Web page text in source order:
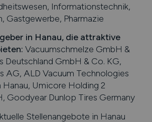
Informationstechnik,
Gastgewerbe, Pharmazie
in Hanau, die attraktive
: Vacuumschmelze GmbH &
Deutschland GmbH & Co. KG,
AG, ALD Vacuum Technologies
Hanau, Umicore Holding 2
Goodyear Dunlop Tires Germany
Stellenangebote in Hanau